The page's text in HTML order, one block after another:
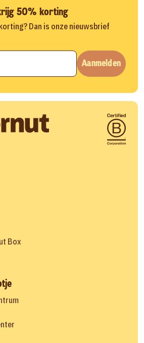
50% korting
Dan is onze nieuwsbrief
Aanmelden
Box